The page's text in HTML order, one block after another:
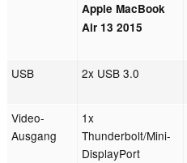
Apple MacBook
Air 13 2015
USB 2x USB 3.0
Video-
Ausgang
1x
Thunderbolt/Mini-
DisplayPort